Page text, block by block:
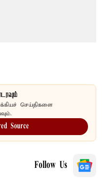
செய்திகளை
Source
Follow Us